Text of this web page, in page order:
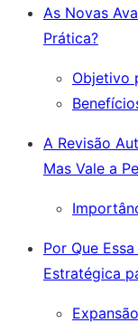
As Novas
Prática?
Objetivo
A Revisão
Mas Vale a
Por Que
Estratégica